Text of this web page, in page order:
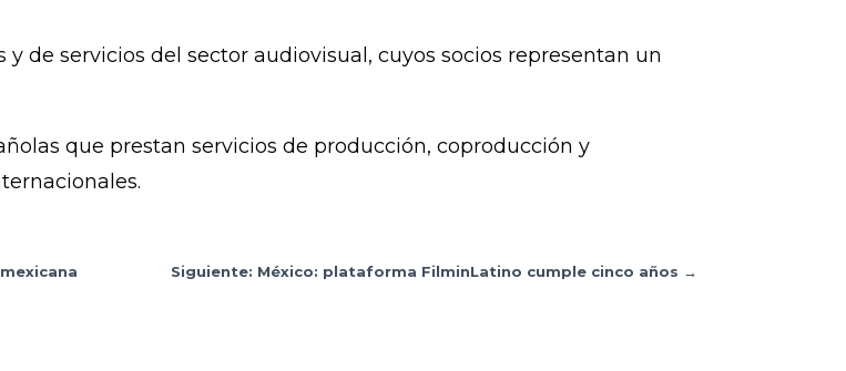
de servicios del sector audiovisual, cuyos socios representan un
que prestan servicios de producción, coproducción y
Siguiente: México: plataforma FilminLatino cumple cinco años →